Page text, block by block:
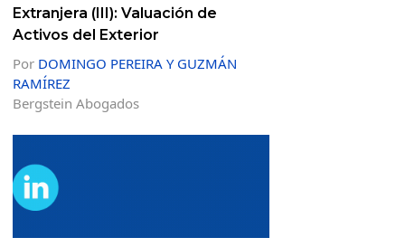
Extranjera (III): Valuación de
Activos del Exterior
Por DOMINGO PEREIRA Y GUZMÁN
RAMÍREZ
Bergstein Abogados